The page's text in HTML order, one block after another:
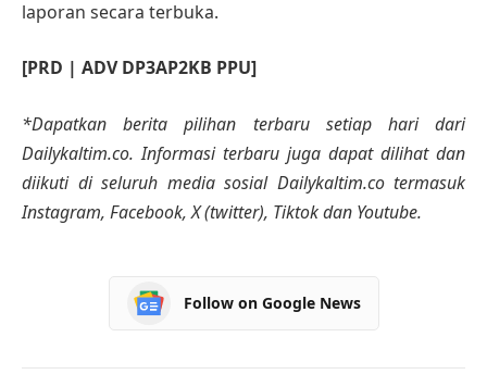
laporan secara terbuka.
[PRD | ADV DP3AP2KB PPU]
*Dapatkan berita pilihan terbaru setiap hari dari
Dailykaltim.co. Informasi terbaru juga dapat dilihat dan
diikuti di seluruh media sosial Dailykaltim.co termasuk
Instagram, Facebook, X (twitter), Tiktok dan Youtube.
Follow on Google News